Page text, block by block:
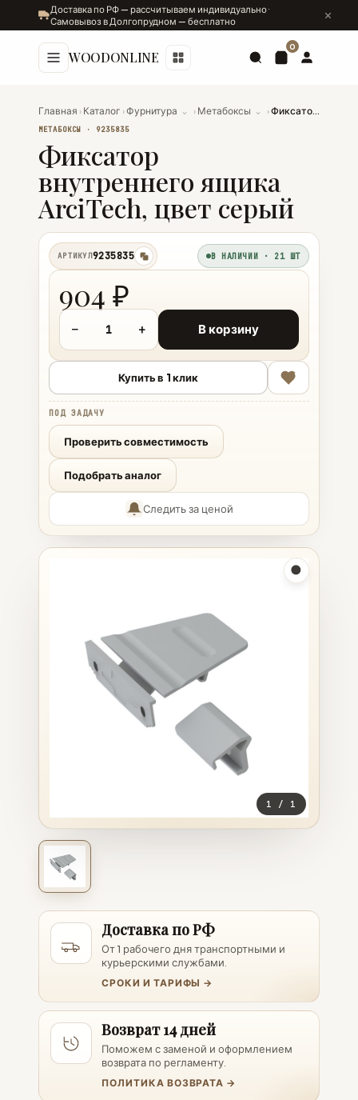
Доставка по РФ — рассчитываем индивидуально ·
Самовывоз в Долгопрудном — бесплатно
WOODONLINE
0
Главная › Каталог ›Фурнитура ⌄ › Метабоксы ⌄ › Фиксатор внутреннего ящика ArciTech, цвет серый
МЕТАБОКСЫ · 9235835
Фиксатор
внутреннего ящика
ArciTech, цвет серый
1 / 1
АРТИКУЛ9235835
копировать
В НАЛИЧИИ · 21 ШТ
904 ₽
− + В корзину
Купить в 1 клик
ПОД ЗАДАЧУ
Проверить совместимость
Подобрать аналог
Следить за ценой
Доставка по РФ
От 1 рабочего дня транспортными и
курьерскими службами.
СРОКИ И ТАРИФЫ →
Возврат 14 дней
Поможем с заменой и оформлением
возврата по регламенту.
ПОЛИТИКА ВОЗВРАТА →